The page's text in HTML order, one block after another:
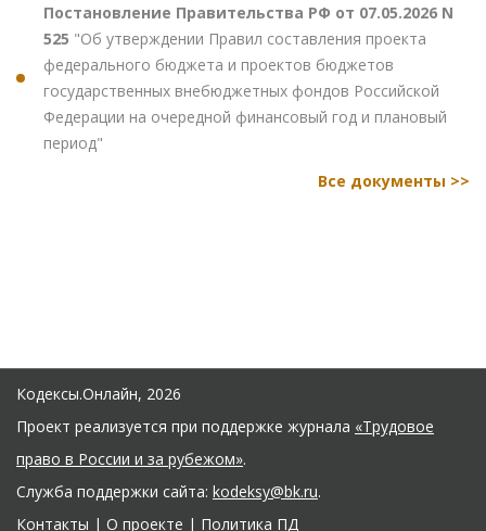
Постановление Правительства РФ от 07.05.2026 N
525 "Об утверждении Правил составления проекта
федерального бюджета и проектов бюджетов
государственных внебюджетных фондов Российской
Федерации на очередной финансовый год и плановый
период"
Все документы >>
Кодексы.Онлайн, 2026
Проект реализуется при поддержке журнала «Трудовое
право в России и за рубежом».
Служба поддержки сайта: kodeksy@bk.ru.
Контакты | О проекте | Политика ПД